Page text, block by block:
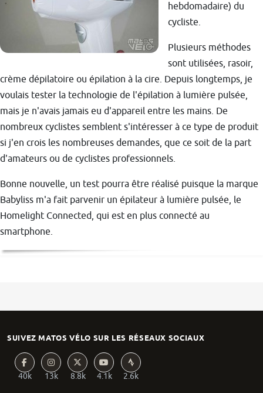
hebdomadaire) du
cycliste.
Plusieurs méthodes
sont utilisées, rasoir,
crème dépilatoire ou épilation à la cire. Depuis longtemps, je
voulais tester la technologie de l'épilation à lumière pulsée,
mais je n'avais jamais eu d'appareil entre les mains. De
nombreux cyclistes semblent s'intéresser à ce type de produit
si j'en crois les nombreuses demandes, que ce soit de la part
d'amateurs ou de cyclistes professionnels.
Bonne nouvelle, un test pourra être réalisé puisque la marque
Babyliss m'a fait parvenir un épilateur à lumière pulsée, le
Homelight Connected, qui est en plus connecté au
smartphone.
SUIVEZ MATOS VÉLO SUR LES RÉSEAUX SOCIAUX
40k 13k 8.8k 4.1k 2.6k